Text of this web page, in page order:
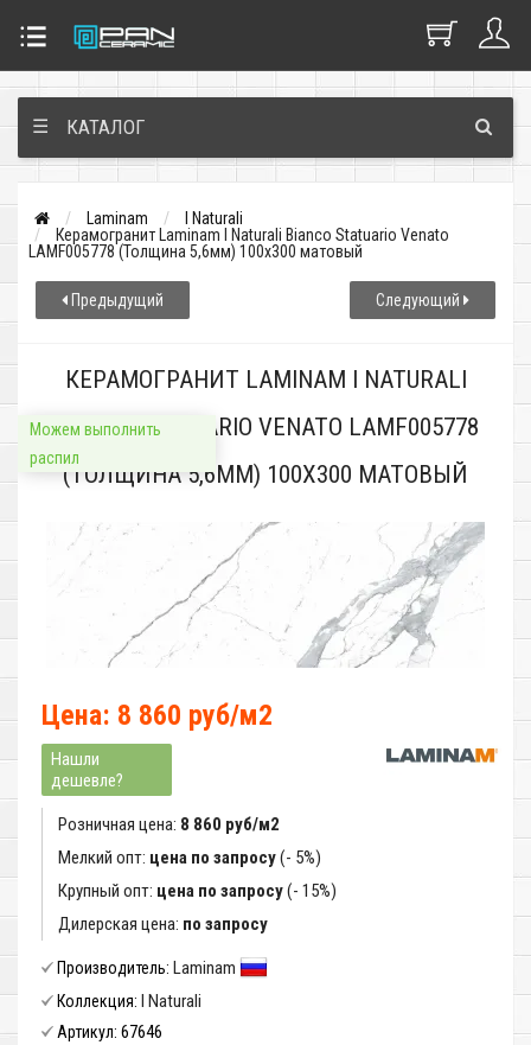
☰ КАТАЛОГ
Laminam
I Naturali
Керамогранит Laminam I Naturali Bianco Statuario Venato
LAMF005778 (Толщина 5,6мм) 100x300 матовый
Предыдущий Следующий
КЕРАМОГРАНИТ LAMINAM I NATURALI
BIANCO STATUARIO VENATO LAMF005778
(ТОЛЩИНА 5,6ММ) 100X300 МАТОВЫЙ
Можем выполнить
распил
Цена: 8 860 руб/м2
Нашли
дешевле?
Розничная цена: 8 860 руб/м2
Мелкий опт: цена по запросу(- 5%)
Крупный опт: цена по запросу(- 15%)
Дилерская цена: по запросу
Производитель: Laminam
Коллекция: I Naturali
Артикул: 67646